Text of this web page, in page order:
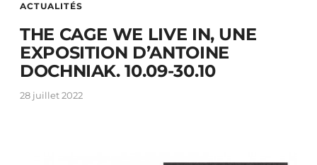
ACTUALITÉS
THE CAGE WE LIVE IN, UNE
EXPOSITION D’ANTOINE
DOCHNIAK. 10.09-30.10
28 juillet 2022